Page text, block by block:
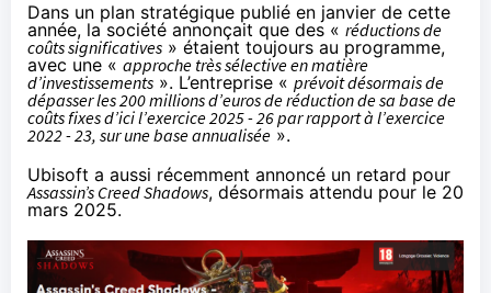
Dans un plan stratégique publié en janvier de cette
année, la société annonçait que des « réductions de
coûts significatives » étaient toujours au programme,
avec une « approche très sélective en matière
d’investissements ». L’entreprise « prévoit désormais de
dépasser les 200 millions d’euros de réduction de sa base de
coûts fixes d’ici l’exercice 2025 - 26 par rapport à l’exercice
2022 - 23, sur une base annualisée ».
Ubisoft a aussi récemment annoncé un retard pour
Assassin’s Creed Shadows, désormais attendu pour le 20
mars 2025.